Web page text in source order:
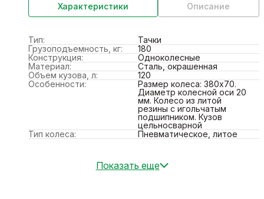
Характеристики Описание
Тип:
Тачки
Грузоподъемность, кг:
180
Конструкция:
Одноколесные
Материал:
Сталь, окрашенная
Объем кузова, л:
120
Особенности:
Размер колеса: 380х70.
Диаметр колесной оси 20
мм. Колесо из литой
резины с игольчатым
подшипником. Кузов
цельносварной
Тип колеса:
Пневматическое, литое
Показать еще